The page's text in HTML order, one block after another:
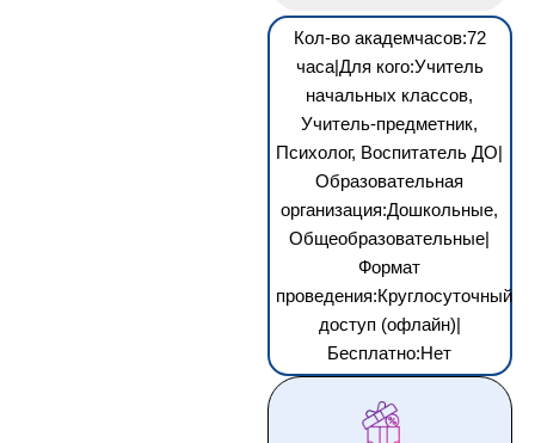
Кол-во академчасов:72
часа|Для кого:Учитель
начальных классов,
Учитель-предметник,
Психолог, Воспитатель ДО|
Образовательная
организация:Дошкольные,
Общеобразовательные|
Формат
проведения:Круглосуточный
доступ (офлайн)|
Бесплатно:Нет